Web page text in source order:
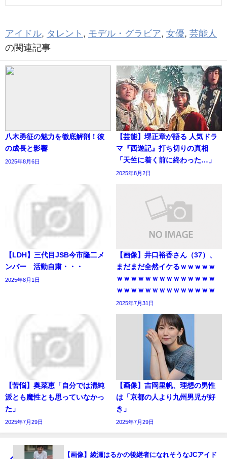
アイドル, タレント , モデル・グラビア, 女優, 芸能人
の関連記事
八木勇征の魅力を徹底解剖！彼
の成長と影響
2025年8月6日
【芸能】堺正章が語る 人気ドラ
マ『西遊記』打ち切りの真相
「天竺に着く前に終わった…」
2025年8月2日
【LDH】三代目JSB今市隆二メ
ンバー 活動自粛・・・
2025年8月1日
【画像】井口裕香さん（37）、
まだまだ全然イケるｗｗｗｗｗ
ｗｗｗｗｗｗｗｗｗｗｗｗｗｗ
ｗｗｗｗｗｗｗｗｗｗｗｗｗｗ
2025年7月31日
【苦悩】奥菜恵「自分では清純
派とも魔性とも思っていなかっ
た」
2025年7月29日
【画像】吉岡里帆、理想の男性
は「京都の人より九州男児が好
き」
2025年7月29日
【画像】綾瀬はるかの後継者になれそうなJCアイド